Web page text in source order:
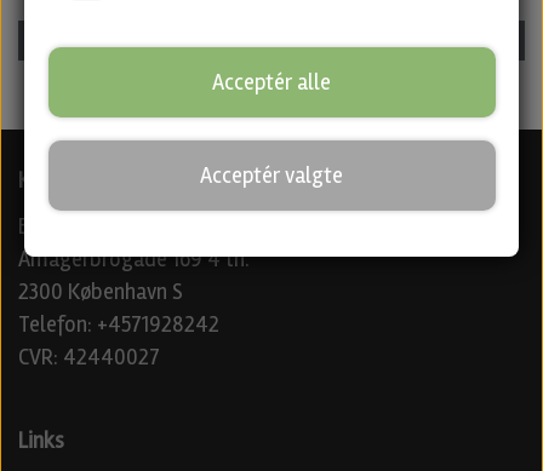
Glemt log ind
Har du glemt dit log ind? Indtast din e-mailadresse herunder, så
sender vi et nulstillings link til dig.
Send nulstillings link til mig
Kontaktoplysninger
Beer Me Aps
Amagerbrogade 169 4 th.
2300 København S
Telefon: +4571928242
CVR: 42440027
Links
Acceptér alle
Acceptér valgte